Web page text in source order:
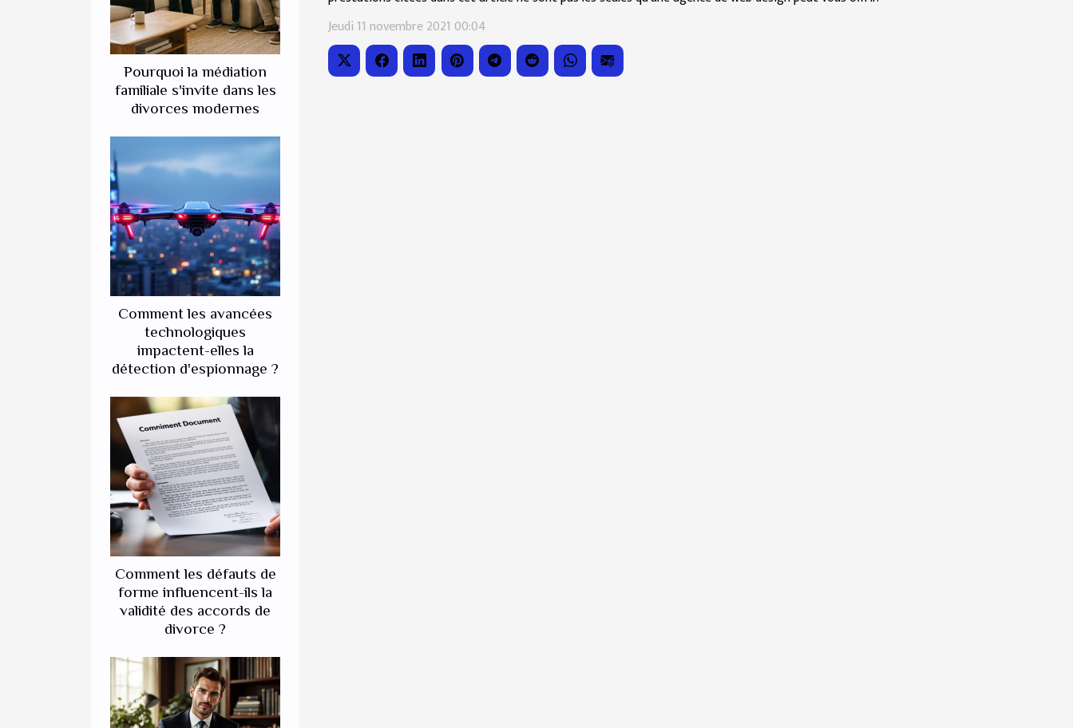
Pourquoi la médiation
familiale s'invite dans les
divorces modernes
Comment les avancées
technologiques
impactent-elles la
détection d'espionnage ?
Comment les défauts de
forme influencent-ils la
validité des accords de
divorce ?
Jeudi 11 novembre 2021 00:04